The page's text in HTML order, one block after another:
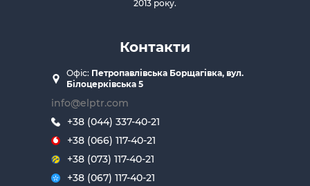
2013 року.
Контакти
Офіс: Петропавлівська Борщагівка, вул.
Білоцерківська 5
info@elptr.com
+38 (044) 337-40-21
+38 (066) 117-40-21
+38 (073) 117-40-21
+38 (067) 117-40-21